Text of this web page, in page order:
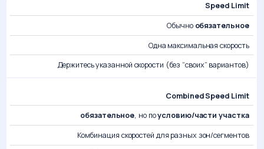
ЗНАКА
ОБЯЗАТЕЛЬНОСТЬ
ОЗНАЧАЕТ
ВОДИТЕЛЬ
ДЕЙСТВУЕТ
Speed Limit
Обычно обязательное
Одна максимальная скорость
Держитесь указанной скорости (без “своих” вариантов)
Combined Speed Limit
обязательное, но поусловию/части участка
Комбинация скоростей для разных зон/сегментов